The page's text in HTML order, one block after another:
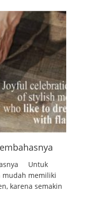
Untuk
mudah memiliki
karena semakin